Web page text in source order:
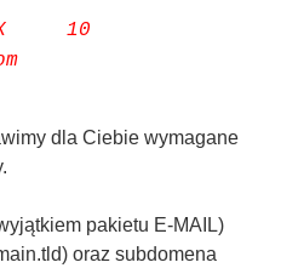
10
dla Ciebie wymagane
pakietu E-MAIL)
oraz subdomena